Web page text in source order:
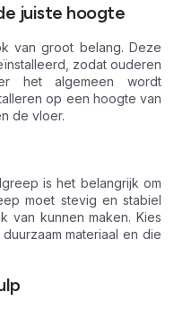
juiste hoogte
van groot belang. Deze
zodat ouderen
het algemeen wordt
op een hoogte van
de vloer.
is het belangrijk om
moet stevig en stabiel
van kunnen maken. Kies
materiaal en die